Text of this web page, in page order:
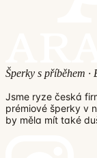
Šperky s příběhem ·
Jsme ryze česká
prémiové šperky v
by měla mít také